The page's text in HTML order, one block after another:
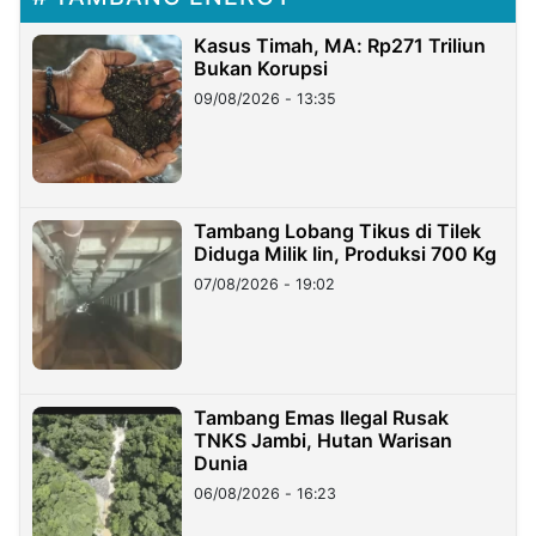
Kasus Timah, MA: Rp271 Triliun
Bukan Korupsi
09/08/2026 - 13:35
Tambang Lobang Tikus di Tilek
Diduga Milik Iin, Produksi 700 Kg
07/08/2026 - 19:02
Tambang Emas Ilegal Rusak
TNKS Jambi, Hutan Warisan
Dunia
06/08/2026 - 16:23